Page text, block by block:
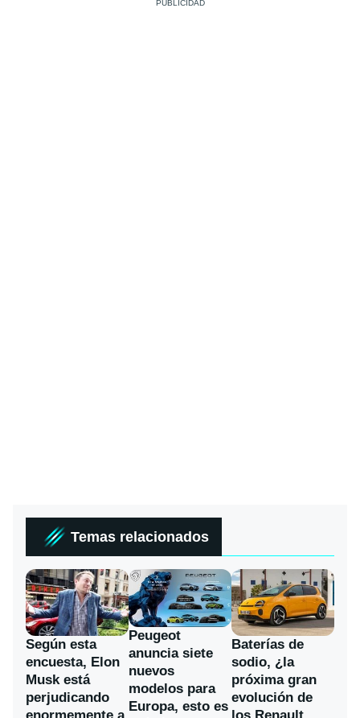
Temas relacionados
Según esta
encuesta, Elon
Musk está
perjudicando
Peugeot
anuncia siete
nuevos
modelos para
Europa, esto es
Baterías de
sodio, ¿la
próxima gran
evolución de